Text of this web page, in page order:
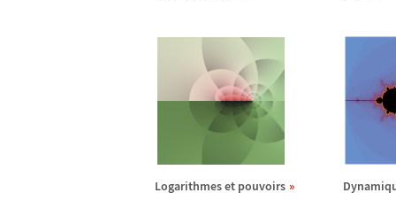
Logarithmes et pouvoirs